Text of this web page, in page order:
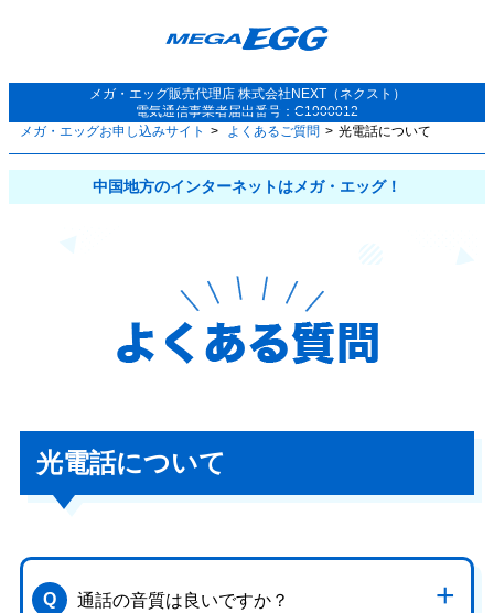
メガ・エッグ販売代理店 株式会社NEXT（ネクスト）
電気通信事業者届出番号：C1900012
メガ・エッグお申し込みサイト
よくあるご質問 光電話について
中国地方のインターネットはメガ・エッグ！
光電話について
通話の音質は良いですか？